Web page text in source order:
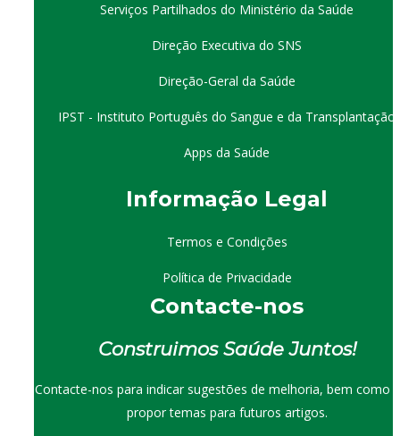
Serviços Partilhados do Ministério da Saúde
Direção Executiva do SNS
Direção-Geral da Saúde
IPST - Instituto Português do Sangue e da Transplantação
Apps da Saúde
Informação Legal
Termos e Condições
Política de Privacidade
Contacte-nos
Construimos Saúde Juntos!
Contacte-nos para indicar sugestões de melhoria, bem como
propor temas para futuros artigos.